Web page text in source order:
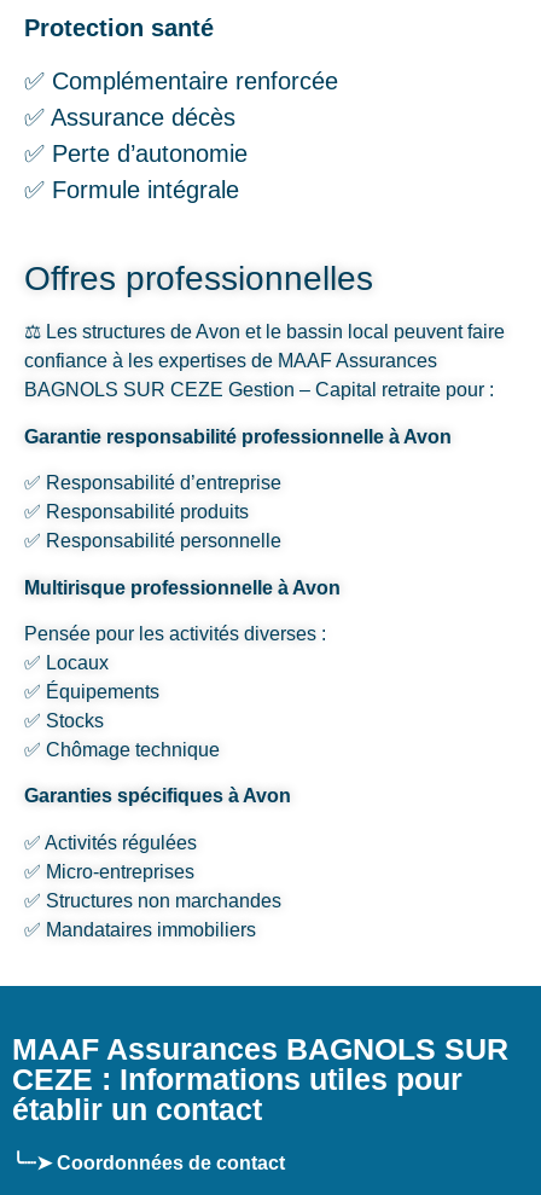
Protection santé
✅ Complémentaire renforcée
✅ Assurance décès
✅ Perte d’autonomie
✅ Formule intégrale
Offres professionnelles
⚖️ Les structures de Avon et le bassin local peuvent faire
confiance à les expertises de MAAF Assurances
BAGNOLS SUR CEZE Gestion – Capital retraite pour :
Garantie responsabilité professionnelle à Avon
✅ Responsabilité d’entreprise
✅ Responsabilité produits
✅ Responsabilité personnelle
Multirisque professionnelle à Avon
Pensée pour les activités diverses :
✅ Locaux
✅ Équipements
✅ Stocks
✅ Chômage technique
Garanties spécifiques à Avon
✅ Activités régulées
✅ Micro-entreprises
✅ Structures non marchandes
✅ Mandataires immobiliers
MAAF Assurances BAGNOLS SUR
CEZE : Informations utiles pour
établir un contact
╰┈➤ Coordonnées de contact